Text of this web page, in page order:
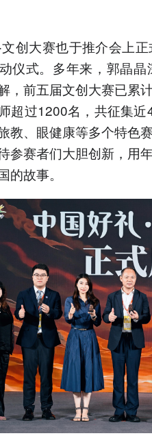
文创大赛也于推介会上
仪式。多年来，郭晶
，前五届文创大赛已累
超过1200名，共征集
教、眼健康等多个特色
参赛者们大胆创新，用
的故事。